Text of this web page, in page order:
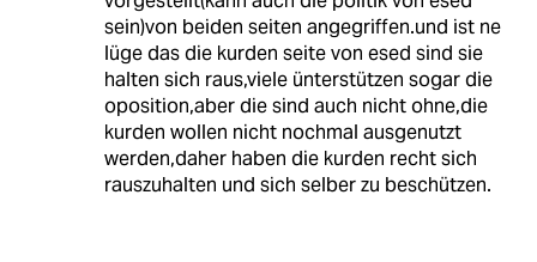
sein)von beiden seiten angegriffen.und ist ne
lüge das die kurden seite von esed sind sie
halten sich raus,viele ünterstützen sogar die
oposition,aber die sind auch nicht ohne,die
kurden wollen nicht nochmal ausgenutzt
werden,daher haben die kurden recht sich
rauszuhalten und sich selber zu beschützen.